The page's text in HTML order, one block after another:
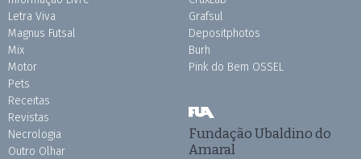
Letra Viva
Magnus Futsal
Mix
Motor
Pets
Receitas
Revistas
Necrologia
Outro Olhar
Grafsul
Depositphotos
Burh
Pink do Bem OSSEL
Fundação Ubaldino do
Amaral